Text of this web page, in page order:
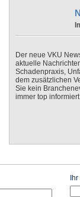
Der neue VKU
aktuelle
Schadenpraxis,
dem zusätzlichen
Sie kein
immer top